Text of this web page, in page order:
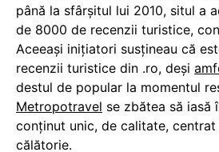
până la sfârșitul lui 2010, situl a
de 8000 de recenzii turistice,
Aceeaşi iniţiatori susţineau că
recenzii turistice din .ro, deşi
destul de popular la momentul
Metropotravel se zbătea să iasă
conținut unic, de calitate,
călătorie.